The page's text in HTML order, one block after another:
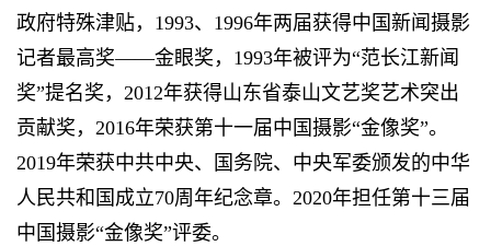
政府特殊津贴，1993、1996年两届获得中国新闻摄影
记者最高奖——金眼奖，1993年被评为“范长江新闻
奖”提名奖，2012年获得山东省泰山文艺奖艺术突出
贡献奖，2016年荣获第十一届中国摄影“金像奖”。
2019年荣获中共中央、国务院、中央军委颁发的中华
人民共和国成立70周年纪念章。2020年担任第十三届
中国摄影“金像奖”评委。